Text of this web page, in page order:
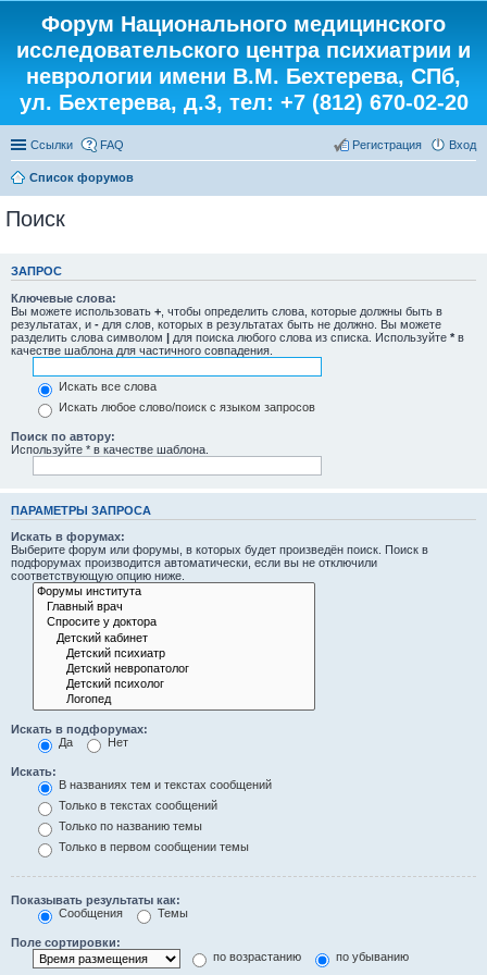
Форум Национального медицинского
исследовательского центра психиатрии и
неврологии имени В.М. Бехтерева, СПб,
ул. Бехтерева, д.3, тел: +7 (812) 670-02-20
Ссылки FAQ Вход
Регистрация
Список форумов
Поиск
ЗАПРОС
Ключевые слова:
Вы можете использовать + , чтобы определить слова, которые должны быть в
результатах, и - для слов, которых в результатах быть не должно. Вы можете
разделить слова символом | для поиска любого слова из списка. Используйте * в
качестве шаблона для частичного совпадения.
Искать все слова
Искать любое слово/поиск с языком запросов
Поиск по автору:
Используйте * в качестве шаблона.
ПАРАМЕТРЫ ЗАПРОСА
Искать в форумах:
Выберите форум или форумы, в которых будет произведён поиск. Поиск в
подфорумах производится автоматически, если вы не отключили
соответствующую опцию ниже.
Искать в подфорумах:
Да
Нет
Искать:
В названиях тем и текстах сообщений
Только в текстах сообщений
Только по названию темы
Только в первом сообщении темы
Показывать результаты как:
Сообщения
Темы
Поле сортировки:
по возрастанию
по убыванию